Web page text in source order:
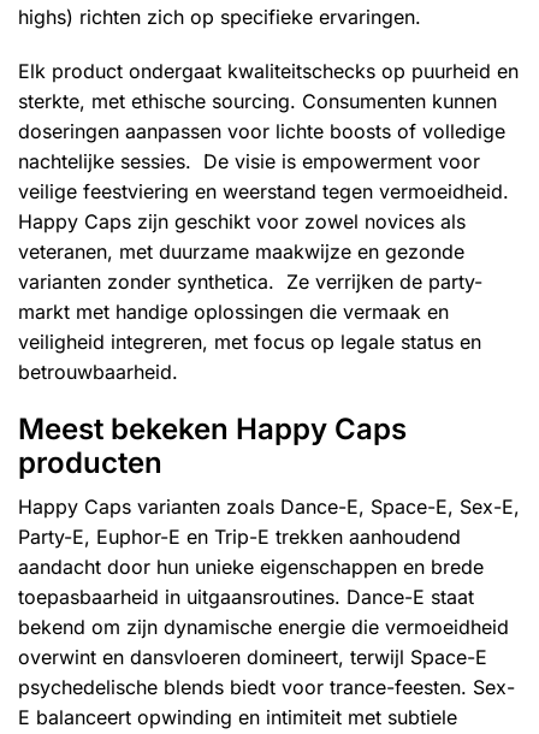
highs) richten zich op specifieke ervaringen.
Elk product ondergaat kwaliteitschecks op puurheid en
sterkte, met ethische sourcing. Consumenten kunnen
doseringen aanpassen voor lichte boosts of volledige
nachtelijke sessies. De visie is empowerment voor
veilige feestviering en weerstand tegen vermoeidheid.
Happy Caps zijn geschikt voor zowel novices als
veteranen, met duurzame maakwijze en gezonde
varianten zonder synthetica. Ze verrijken de party-
markt met handige oplossingen die vermaak en
veiligheid integreren, met focus op legale status en
betrouwbaarheid.
Meest bekeken Happy Caps
producten
Happy Caps varianten zoals Dance-E, Space-E, Sex-E,
Party-E, Euphor-E en Trip-E trekken aanhoudend
aandacht door hun unieke eigenschappen en brede
toepasbaarheid in uitgaansroutines. Dance-E staat
bekend om zijn dynamische energie die vermoeidheid
overwint en dansvloeren domineert, terwijl Space-E
psychedelische blends biedt voor trance-feesten. Sex-
E balanceert opwinding en intimiteit met subtiele